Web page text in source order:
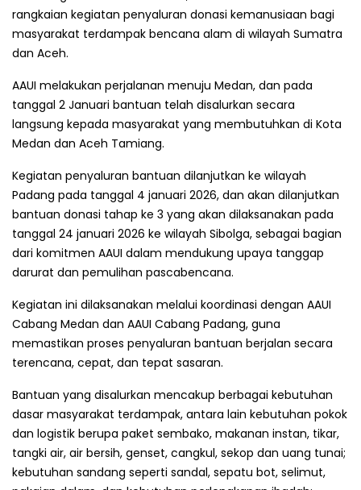
rangkaian kegiatan penyaluran donasi kemanusiaan bagi
masyarakat terdampak bencana alam di wilayah Sumatra
dan Aceh.
AAUI melakukan perjalanan menuju Medan, dan pada
tanggal 2 Januari bantuan telah disalurkan secara
langsung kepada masyarakat yang membutuhkan di Kota
Medan dan Aceh Tamiang.
Kegiatan penyaluran bantuan dilanjutkan ke wilayah
Padang pada tanggal 4 januari 2026, dan akan dilanjutkan
bantuan donasi tahap ke 3 yang akan dilaksanakan pada
tanggal 24 januari 2026 ke wilayah Sibolga, sebagai bagian
dari komitmen AAUI dalam mendukung upaya tanggap
darurat dan pemulihan pascabencana.
Kegiatan ini dilaksanakan melalui koordinasi dengan AAUI
Cabang Medan dan AAUI Cabang Padang, guna
memastikan proses penyaluran bantuan berjalan secara
terencana, cepat, dan tepat sasaran.
Bantuan yang disalurkan mencakup berbagai kebutuhan
dasar masyarakat terdampak, antara lain kebutuhan pokok
dan logistik berupa paket sembako, makanan instan, tikar,
tangki air, air bersih, genset, cangkul, sekop dan uang tunai;
kebutuhan sandang seperti sandal, sepatu bot, selimut,